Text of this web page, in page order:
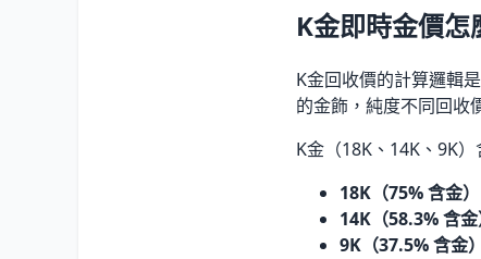
K金即時金價怎
K金回收價的計算邏輯
的金飾，純度不同回收
K金（18K、14K、9K
18K（75% 含金）
14K（58.3% 含金
9K（37.5% 含金